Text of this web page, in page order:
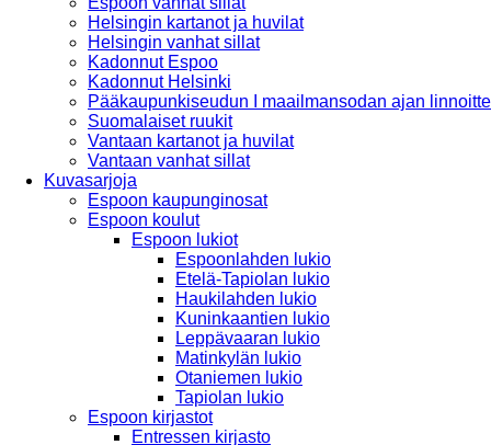
Helsingin kartanot ja huvilat
Helsingin vanhat sillat
Kadonnut Espoo
Kadonnut Helsinki
Pääkaupunkiseudun I maailmansodan ajan
Suomalaiset ruukit
Vantaan kartanot ja huvilat
Vantaan vanhat sillat
Kuvasarjoja
Espoon kaupunginosat
Espoon koulut
Espoon lukiot
Espoonlahden lukio
Etelä-Tapiolan lukio
Haukilahden lukio
Kuninkaantien lukio
Leppävaaran lukio
Matinkylän lukio
Otaniemen lukio
Tapiolan lukio
Espoon kirjastot
Entressen kirjasto